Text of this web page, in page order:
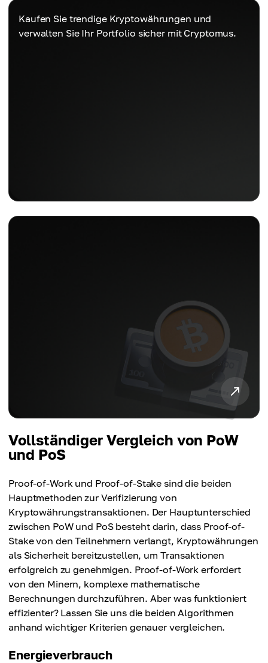
Kaufen Sie trendige Kryptowährungen und
verwalten Sie Ihr Portfolio sicher mit Cryptomus.
Vollständiger Vergleich von PoW
und PoS
Proof-of-Work und Proof-of-Stake sind die beiden
Hauptmethoden zur Verifizierung von
Kryptowährungstransaktionen. Der Hauptunterschied
zwischen PoW und PoS besteht darin, dass Proof-of-
Stake von den Teilnehmern verlangt, Kryptowährungen
als Sicherheit bereitzustellen, um Transaktionen
erfolgreich zu genehmigen. Proof-of-Work erfordert
von den Minern, komplexe mathematische
Berechnungen durchzuführen. Aber was funktioniert
effizienter? Lassen Sie uns die beiden Algorithmen
anhand wichtiger Kriterien genauer vergleichen.
Energieverbrauch